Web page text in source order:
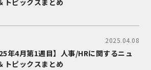
2025.04.08
年4月第1週目】人事/HRに関するニュ
トピックスまとめ